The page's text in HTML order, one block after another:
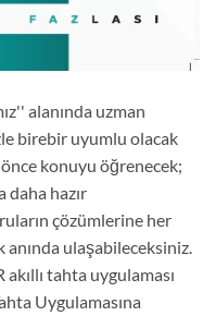
alanında uzman
birebir uyumlu olacak
konuyu öğrenecek;
daha hazır
çözümlerine her
ulaşabileceksiniz.
tahta uygulaması
Uygulamasına